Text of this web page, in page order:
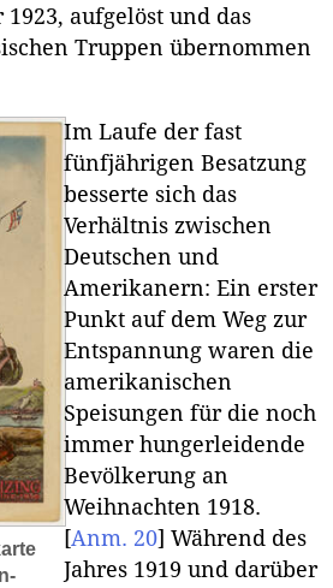
aufgelöst und das
Truppen übernommen
Im Laufe der fast
fünfjährigen Besatzung
besserte sich das
Verhältnis zwischen
Deutschen und
Amerikanern: Ein erster
Punkt auf dem Weg zur
Entspannung waren die
amerikanischen
Speisungen für die noch
immer hungerleidende
Bevölkerung an
Weihnachten 1918.
[Anm. 20] Während des
Jahres 1919 und darüber